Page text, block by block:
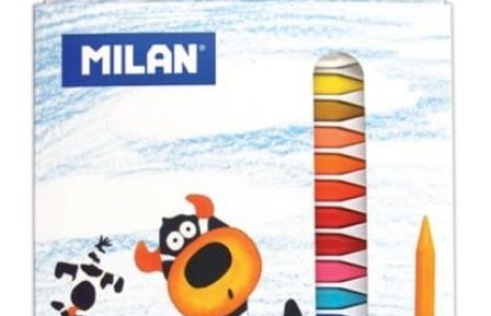
Remember me
Lost password?